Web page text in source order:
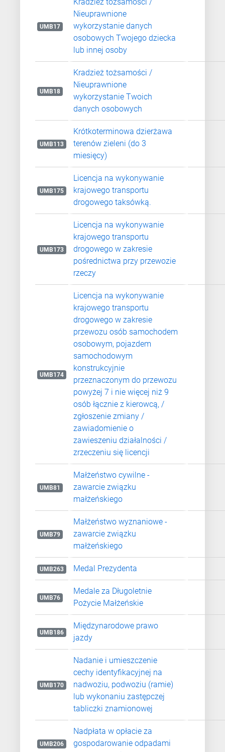
UMB17
Nieuprawnione
wykorzystanie danych
osobowych Twojego dziecka
lub innej osoby
UMB18
Kradzież tożsamości /
Nieuprawnione
wykorzystanie Twoich
danych osobowych
UMB113
Krótkoterminowa dzierżawa
terenów zieleni (do 3
miesięcy)
UMB175
Licencja na wykonywanie
krajowego transportu
drogowego taksówką.
UMB173
Licencja na wykonywanie
krajowego transportu
drogowego w zakresie
pośrednictwa przy przewozie
rzeczy
UMB174
Licencja na wykonywanie
krajowego transportu
drogowego w zakresie
przewozu osób samochodem
osobowym, pojazdem
samochodowym
konstrukcyjnie
przeznaczonym do przewozu
powyżej 7 i nie więcej niż 9
osób łącznie z kierowcą, /
zgłoszenie zmiany /
zawiadomienie o
zawieszeniu działalności /
zrzeczeniu się licencji
UMB81
Małżeństwo cywilne -
zawarcie związku
małżeńskiego
UMB79
Małżeństwo wyznaniowe -
zawarcie związku
małżeńskiego
UMB263 Medal Prezydenta
UMB76
Medale za Długoletnie
Pożycie Małżeńskie
UMB186
Międzynarodowe prawo
jazdy
UMB170
Nadanie i umieszczenie
cechy identyfikacyjnej na
nadwoziu, podwoziu (ramie)
lub wykonaniu zastępczej
tabliczki znamionowej
UMB206
Nadpłata w opłacie za
gospodarowanie odpadami